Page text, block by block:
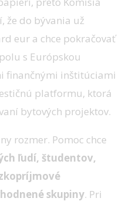
že do bývania už
eur a chce pokračovať
s Európskou
finančnými inštitúciami
platformu, ktorá
bytových projektov.
rozmer. Pomoc chce
ľudí, študentov,
skupiny. Pri